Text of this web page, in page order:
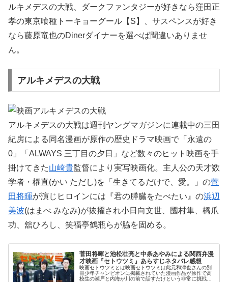
ルキメデスの大戦、ダークファンタジーが好きなら窪田正
孝の東京喰種トーキョーグール【S】、サスペンスが好き
なら藤原竜也のDinerダイナーを選べば間違いありませ
ん。
アルキメデスの大戦
アルキメデスの大戦は週刊ヤングマガジンに連載中の三田
紀房による同名漫画が原作の歴史ドラマ映画で「永遠の
0」「ALWAYS 三丁目の夕日」など数々のヒット映画を手
掛けてきた山崎貴監督により実写映画化。主人公の天才数
学者・櫂直(かい ただし)を「生きてるだけで、愛。」の菅
田将暉が演じヒロインには『君の膵臓をたべたい』の浜辺
美波(はまべ みなみ)が抜擢され小日向文世、國村隼、橋爪
功、舘ひろし、笑福亭鶴瓶らが脇を固める。
菅田将暉と池松壮亮と中条あやみによる関西弁漫
才映画『セトウツミ』あらすじネタバレ感想
映画セトウツミとは映画セトウツミは此元和津也さんの別
冊少年チャンピオンに掲載されていた漫画作品が原作で高
校生の瀬戸と内海が川の前で話すだけという非常に挑戦的